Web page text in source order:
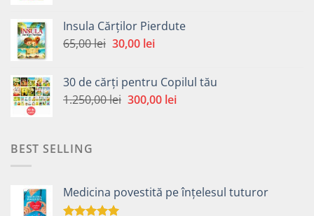
fost:
65,00 lei.
30,00 lei.
Insula Cărților Pierdute
65,00lei Prețul
fost:
65,00 lei.
30,00 leiPrețul
30,00 lei.
30 de cărți pentru Copilul tău
1.250,00lei Prețul
300,00 leiPrețul
BEST SELLING
Medicina povestită pe înțelesul tuturor